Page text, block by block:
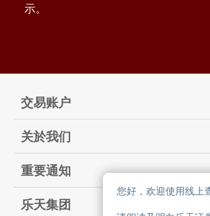
示。
交易账户
关於我们
重要通知
乐天集团